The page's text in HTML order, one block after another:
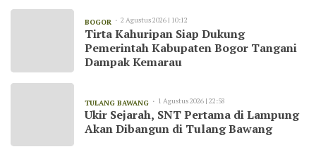
BOGOR 2 Agustus 2026 | 10:12
Tirta Kahuripan Siap Dukung
Pemerintah Kabupaten Bogor Tangani
Dampak Kemarau
TULANG BAWANG 1 Agustus 2026 | 22:58
Ukir Sejarah, SNT Pertama di Lampung
Akan Dibangun di Tulang Bawang